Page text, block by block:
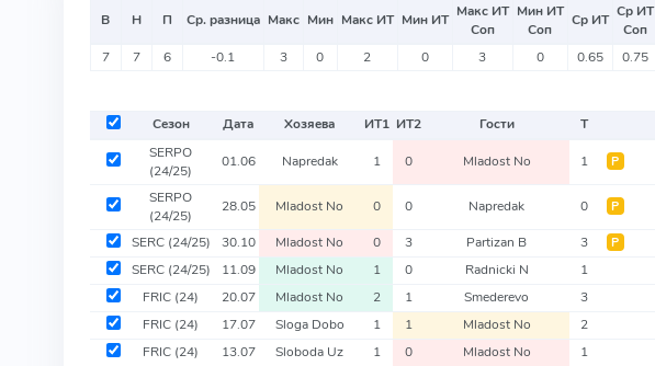
В Н П Ср. разница Макс Мин Макс ИТ Мин ИТ Макс ИТ
Соп
Мин ИТ
Соп
Ср ИТ Ср ИТ
Соп
7 7 6 -0.1 3 0 2 0 3 0 0.65 0.75
Сезон Дата Хозяева ИТ1 ИТ2 Гости Т
SERPO
(24/25)
01.06 Napredak 1 0 Mladost No 1 Р
SERPO
(24/25)
28.05 Mladost No 0 0 Napredak 0 Р
SERC (24/25) 30.10 Mladost No 0 3 Partizan B 3 Р
SERC (24/25) 11.09 Mladost No 1 0 Radnicki N 1
FRIC (24) 20.07 Mladost No 2 1 Smederevo 3
FRIC (24) 17.07 Sloga Dobo 1 1 Mladost No 2
FRIC (24) 13.07 Sloboda Uz 1 0 Mladost No 1